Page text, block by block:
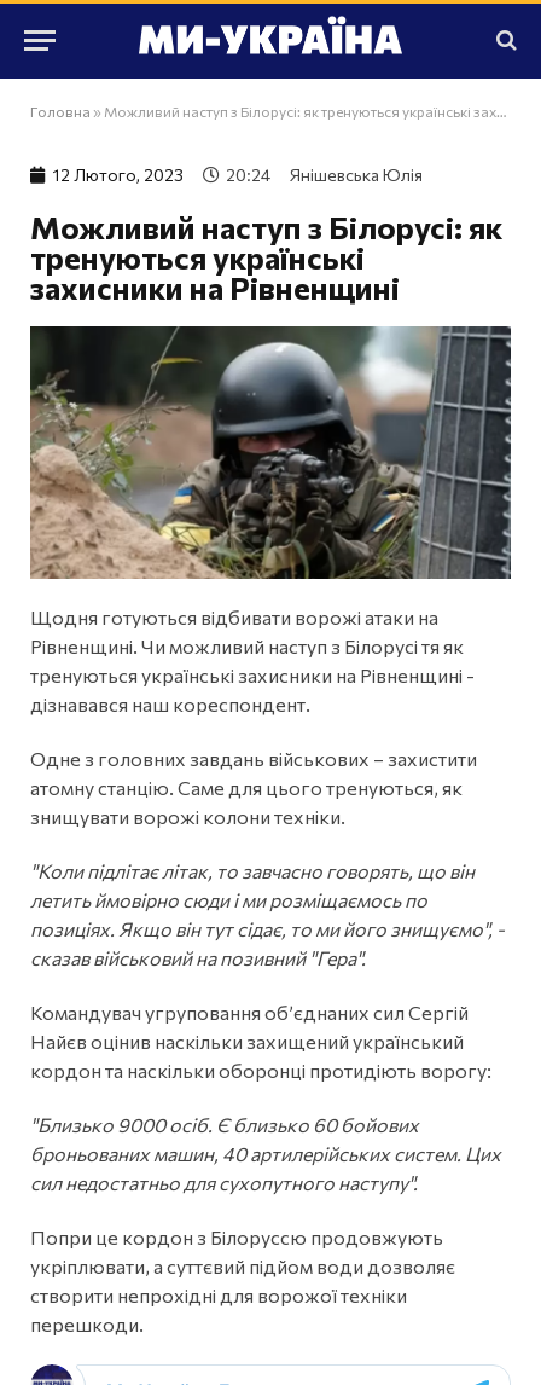
Головна » Можливий наступ з Білорусі: як тренуються українські захисники на Рівненщині
12 Лютого, 2023 20:24 Янішевська Юлія
Можливий наступ з Білорусі: як
тренуються українські
захисники на Рівненщині
Щодня готуються відбивати ворожі атаки на
Рівненщині. Чи можливий наступ з Білорусі тя як
тренуються українські захисники на Рівненщині -
дізнавався наш кореспондент.
Одне з головних завдань військових – захистити
атомну станцію. Саме для цього тренуються, як
знищувати ворожі колони техніки.
"Коли підлітає літак, то завчасно говорять, що він
летить ймовірно сюди і ми розміщаємось по
позиціях. Якщо він тут сідає, то ми його знищуємо", -
сказав військовий на позивний "Гера".
Командувач угруповання об’єднаних сил Сергій
Найєв оцінив наскільки захищений український
кордон та наскільки оборонці протидіють ворогу:
"Близько 9000 осіб. Є близько 60 бойових
броньованих машин, 40 артилерійських систем. Цих
сил недостатньо для сухопутного наступу".
Попри це кордон з Білоруссю продовжують
укріплювати, а суттєвий підйом води дозволяє
створити непрохідні для ворожої техніки
перешкоди.